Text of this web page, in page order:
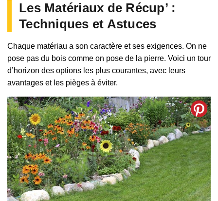
Les Matériaux de Récup’ :
Techniques et Astuces
Chaque matériau a son caractère et ses exigences. On ne
pose pas du bois comme on pose de la pierre. Voici un tour
d’horizon des options les plus courantes, avec leurs
avantages et les pièges à éviter.